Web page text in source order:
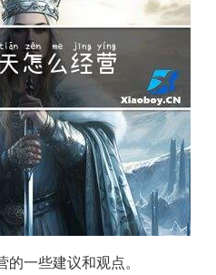
的一些建议和观点。